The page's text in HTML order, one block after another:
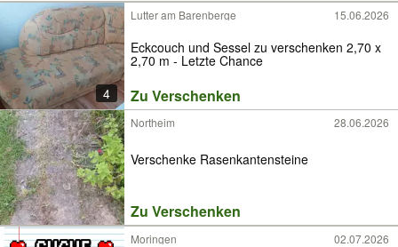
4
Lutter am Barenberge 15.06.2026
Eckcouch und Sessel zu verschenken 2,70 x
2,70 m - Letzte Chance
Zu Verschenken
Northeim 28.06.2026
Verschenke Rasenkantensteine
Zu Verschenken
Moringen 02.07.2026